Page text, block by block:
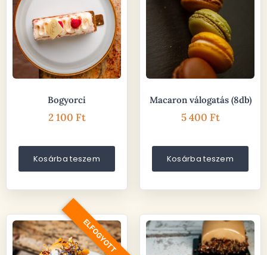
Bogyorci
2 100 Ft
Kosárba teszem
Macaron válogatás (8db)
5 400 Ft
Kosárba teszem
ELFOGYOTT